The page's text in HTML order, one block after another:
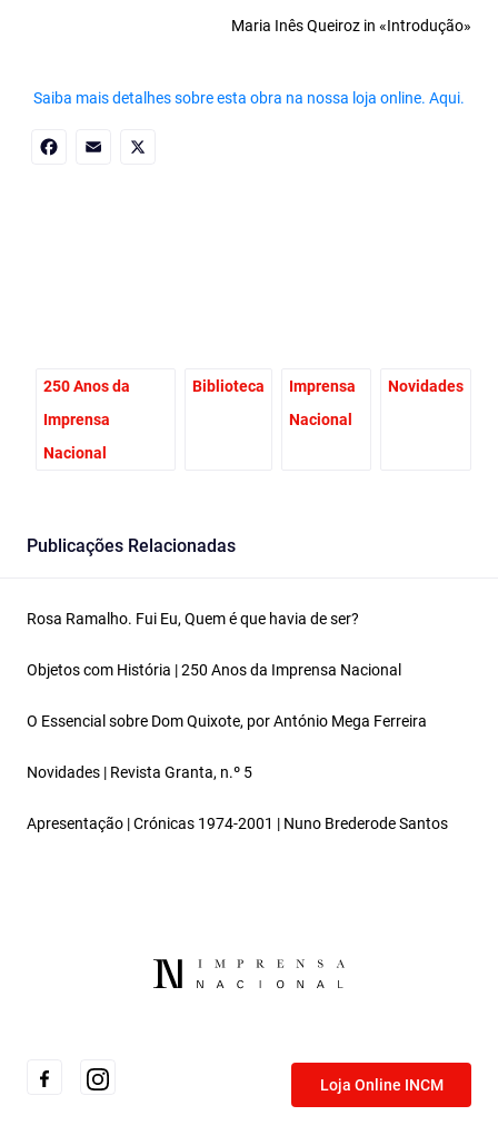
Maria Inês Queiroz in «Introdução»
Saiba mais detalhes sobre esta obra na nossa loja online. Aqui.
250 Anos da
Imprensa
Nacional
Biblioteca
Imprensa
Nacional
Novidades
Publicações Relacionadas
Rosa Ramalho. Fui Eu, Quem é que havia de ser?
Objetos com História | 250 Anos da Imprensa Nacional
O Essencial sobre Dom Quixote, por António Mega Ferreira
Novidades | Revista Granta, n.º 5
Apresentação | Crónicas 1974-2001 | Nuno Brederode Santos
Loja Online INCM